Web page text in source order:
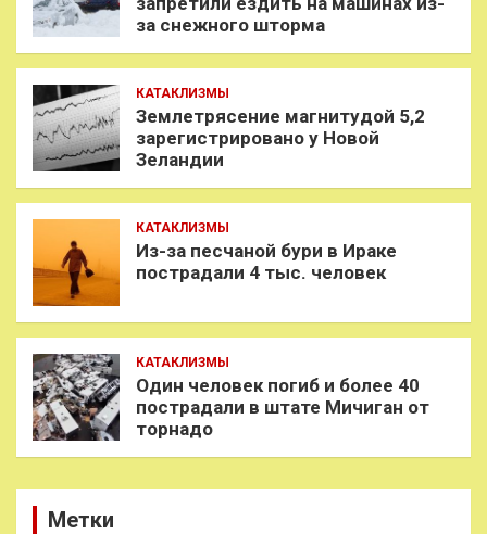
за снежного шторма
КАТАКЛИЗМЫ
Землетрясение магнитудой 5,2
зарегистрировано у Новой
Зеландии
КАТАКЛИЗМЫ
Из-за песчаной бури в Ираке
пострадали 4 тыс. человек
КАТАКЛИЗМЫ
Один человек погиб и более 40
пострадали в штате Мичиган от
торнадо
Метки